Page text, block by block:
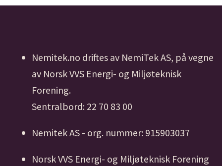
Nemitek.no driftes av NemiTek AS, på vegne
av Norsk VVS Energi- og Miljøteknisk
Forening.
Sentralbord: 22 70 83 00
Nemitek AS - org. nummer: 915903037
Norsk VVS Energi- og Miljøteknisk Forening